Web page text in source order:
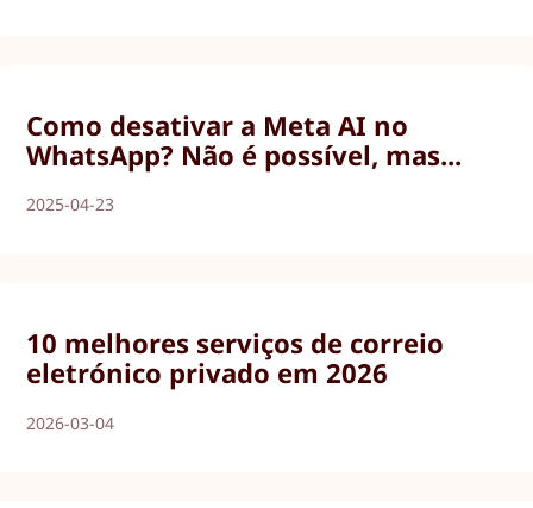
Como desativar a Meta AI no
WhatsApp? Não é possível, mas...
2025-04-23
10 melhores serviços de correio
eletrónico privado em 2026
2026-03-04